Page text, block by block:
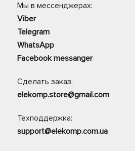
Мы в мессенджерах:
Viber
Telegram
WhatsApp
Facebook messanger
Сделать заказ:
elekomp.store@gmail.com
Техподдержка:
support@elekomp.com.ua